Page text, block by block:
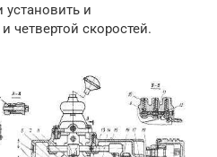
и
четвертой скоростей.